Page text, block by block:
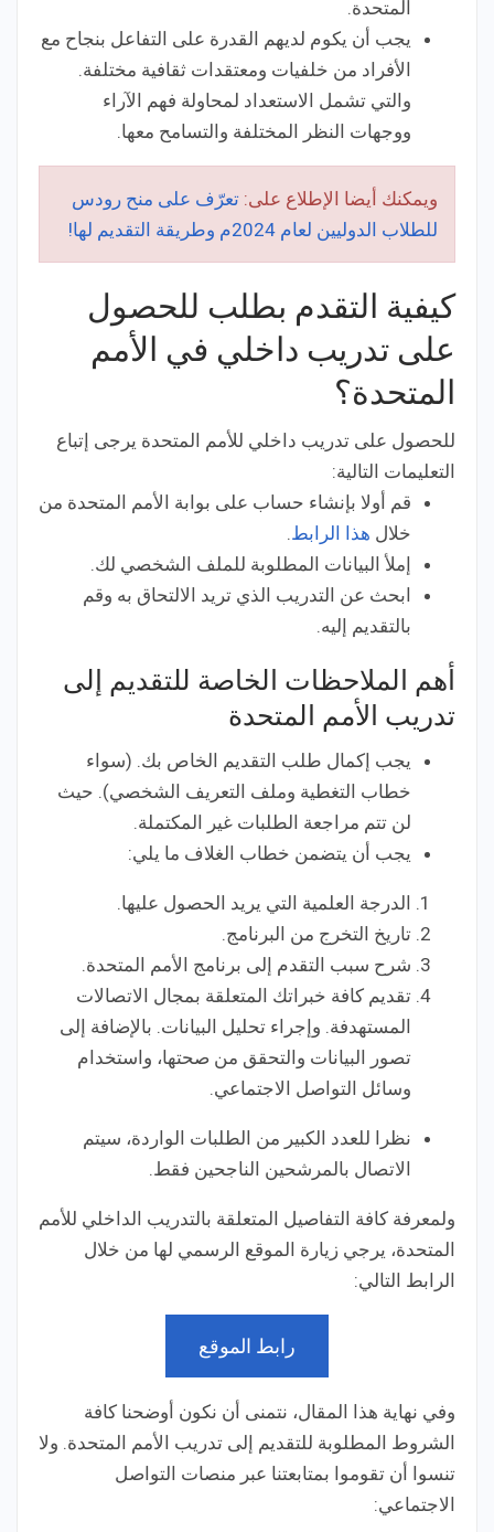
المتحدة.
يجب أن يكوم لديهم القدرة على التفاعل بنجاح مع
الأفراد من خلفيات ومعتقدات ثقافية مختلفة.
والتي تشمل الاستعداد لمحاولة فهم الآراء
ووجهات النظر المختلفة والتسامح معها.
ويمكنك أيضا الإطلاع على: تعرّف على منح رودس
للطلاب الدوليين لعام 2024م وطريقة التقديم لها!
كيفية التقدم بطلب للحصول
على تدريب داخلي في الأمم
المتحدة؟
للحصول على تدريب داخلي للأمم المتحدة يرجى إتباع
التعليمات التالية:
قم أولا بإنشاء حساب على بوابة الأمم المتحدة من
خلال هذا الرابط.
إملأ البيانات المطلوبة للملف الشخصي لك.
ابحث عن التدريب الذي تريد الالتحاق به وقم
بالتقديم إليه.
أهم الملاحظات الخاصة للتقديم إلى
تدريب الأمم المتحدة
يجب إكمال طلب التقديم الخاص بك. (سواء
خطاب التغطية وملف التعريف الشخصي). حيث
لن تتم مراجعة الطلبات غير المكتملة.
يجب أن يتضمن خطاب الغلاف ما يلي:
الدرجة العلمية التي يريد الحصول عليها.
تاريخ التخرج من البرنامج.
شرح سبب التقدم إلى برنامج الأمم المتحدة.
تقديم كافة خبراتك المتعلقة بمجال الاتصالات
المستهدفة. وإجراء تحليل البيانات. بالإضافة إلى
تصور البيانات والتحقق من صحتها، واستخدام
وسائل التواصل الاجتماعي.
نظرا للعدد الكبير من الطلبات الواردة، سيتم
الاتصال بالمرشحين الناجحين فقط.
ولمعرفة كافة التفاصيل المتعلقة بالتدريب الداخلي للأمم
المتحدة، يرجي زيارة الموقع الرسمي لها من خلال
الرابط التالي:
رابط الموقع
وفي نهاية هذا المقال، نتمنى أن نكون أوضحنا كافة
الشروط المطلوبة للتقديم إلى تدريب الأمم المتحدة. ولا
تنسوا أن تقوموا بمتابعتنا عبر منصات التواصل
الاجتماعي: